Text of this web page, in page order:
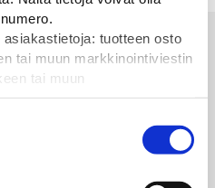
tuotteen osto
tai muun markkinointiviestin
tai muun
käyttäjätilin
tiedon käyttämiseen
mainontaevästeet,
kolmansille osapuolille
merkit